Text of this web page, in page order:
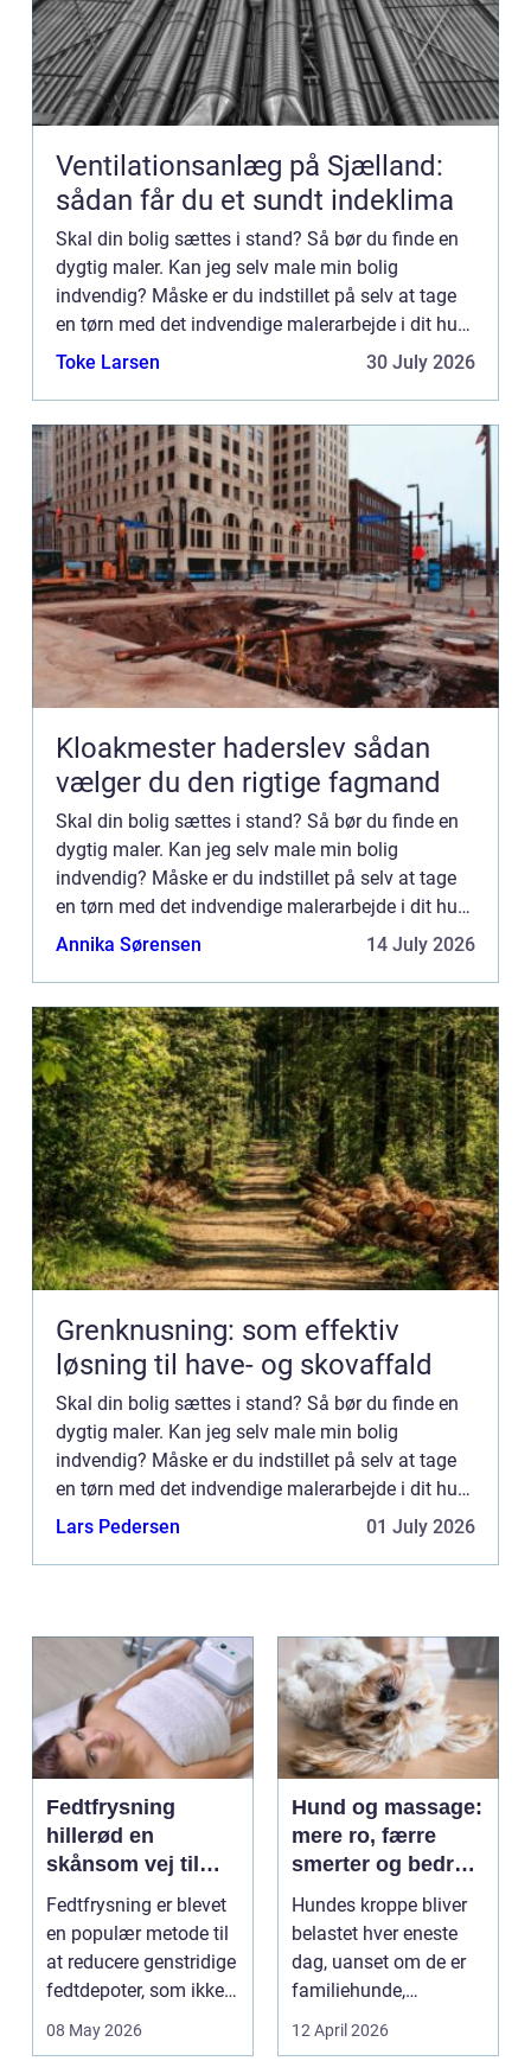
Ventilationsanlæg på Sjælland:
sådan får du et sundt indeklima
Skal din bolig sættes i stand? Så bør du finde en
dygtig maler. Kan jeg selv male min bolig
indvendig? Måske er du indstillet på selv at tage
en tørn med det indvendige malerarbejde i dit hus
eller i din lejlighe...
Toke Larsen 30 July 2026
Kloakmester haderslev sådan
vælger du den rigtige fagmand
Skal din bolig sættes i stand? Så bør du finde en
dygtig maler. Kan jeg selv male min bolig
indvendig? Måske er du indstillet på selv at tage
en tørn med det indvendige malerarbejde i dit hus
eller i din lejlighe...
Annika Sørensen 14 July 2026
Grenknusning: som effektiv
løsning til have- og skovaffald
Skal din bolig sættes i stand? Så bør du finde en
dygtig maler. Kan jeg selv male min bolig
indvendig? Måske er du indstillet på selv at tage
en tørn med det indvendige malerarbejde i dit hus
eller i din lejlighe...
Lars Pedersen 01 July 2026
Fedtfrysning
hillerød en
skånsom vej til
reduktion af lokale
fedtdepoter
Fedtfrysning er blevet
en populær metode til
at reducere genstridige
fedtdepoter, som ikke
reagerer ...
08 May 2026
Hund og massage:
mere ro, færre
smerter og bedre
bevægelse
Hundes kroppe bliver
belastet hver eneste
dag, uanset om de er
familiehunde,
jagthunde,
konkurrenceh...
12 April 2026